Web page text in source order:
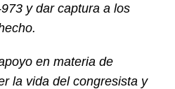
y dar captura a los
en materia de
la vida del congresista y